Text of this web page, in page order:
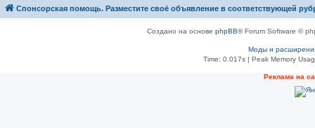
Спонсорская помощь. Разместите своё объявление в соответствующей
Создано на основе phpBB® Forum Software ©
Моды и
Time: 0.017s| Peak Memory
Рeклама на